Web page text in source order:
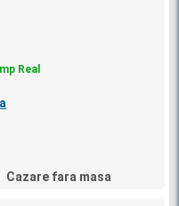
Real
Cazare fara masa